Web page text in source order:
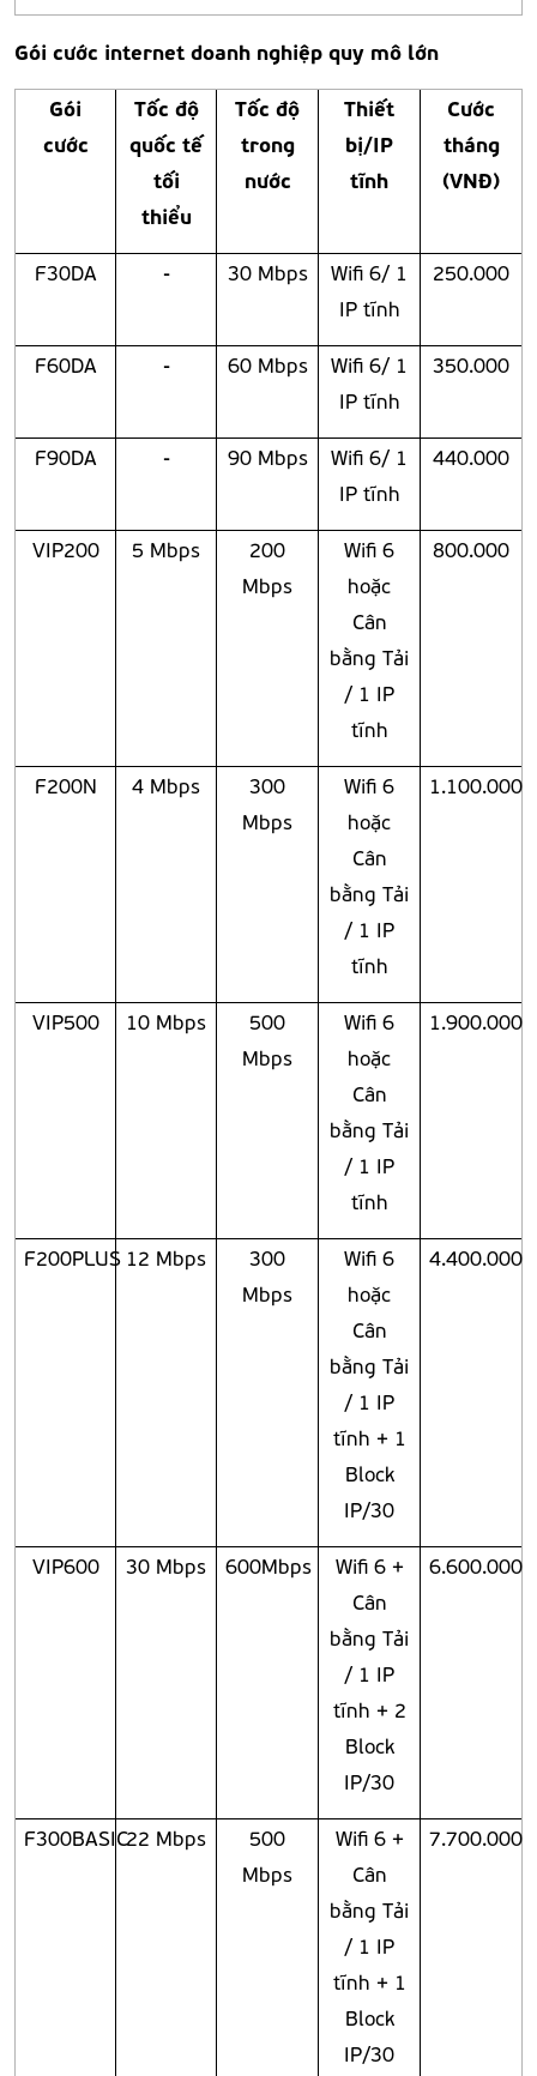
Gói cước internet doanh nghiệp quy mô lớn
Gói
cước
Tốc độ
quốc tế
tối
thiểu
Tốc độ
trong
nước
Thiết
bị/IP
tĩnh
Cước
tháng
(VNĐ)
F30DA - 30 Mbps
Wifi 6/ 1
IP tĩnh
250.000
F60DA - 60 Mbps
Wifi 6/ 1
IP tĩnh
350.000
F90DA - 90 Mbps
Wifi 6/ 1
IP tĩnh
440.000
VIP200 5 Mbps
200
Mbps
Wifi 6
hoặc
Cân
bằng Tải
/ 1 IP
tĩnh
800.000
F200N 4 Mbps
300
Mbps
Wifi 6
hoặc
Cân
bằng Tải
/ 1 IP
tĩnh
1.100.000
VIP500 10 Mbps
500
Mbps
Wifi 6
hoặc
Cân
bằng Tải
/ 1 IP
tĩnh
1.900.000
F200PLUS 12 Mbps
300
Mbps
Wifi 6
hoặc
Cân
bằng Tải
/ 1 IP
tĩnh + 1
Block
IP/30
4.400.000
VIP600 30 Mbps 600Mbps
Wifi 6 +
Cân
bằng Tải
/ 1 IP
tĩnh + 2
Block
IP/30
6.600.000
F300BASIC22 Mbps
500
Mbps
Wifi 6 +
Cân
bằng Tải
/ 1 IP
tĩnh + 1
Block
IP/30
7.700.000